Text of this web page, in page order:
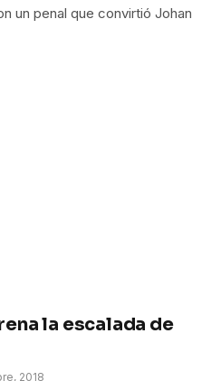
un penal que convirtió Johan
la escalada de
2018